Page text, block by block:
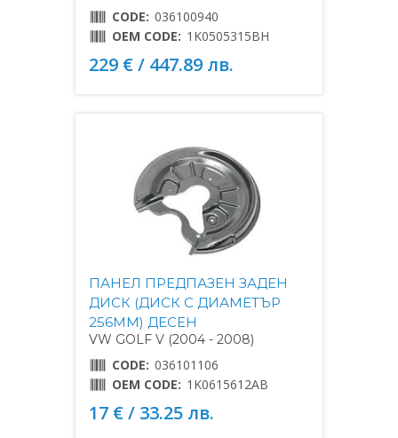
CODE: 036100940
OEM CODE: 1K0505315BH
229 € / 447.89 лв.
ПАНЕЛ ПРЕДПАЗЕН ЗАДЕН
ДИСК (ДИСК С ДИАМЕТЪР
256MM) ДЕСЕН
VW GOLF V (2004 - 2008)
CODE: 036101106
OEM CODE: 1K0615612AB
17 € / 33.25 лв.